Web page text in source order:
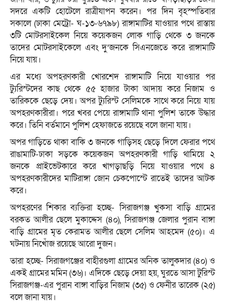
সদরে এক‌টি হোটেলে রাত্রীযাপন করেন। পর দিন বৃহস্পতিবার
সকালে (ঢাকা মেট্রো- ঘ-১৩-৬৭৯৮) রাঙ্গামাটির যাওয়ার পথে রাস্তায়
৩টি মোটরসাইকেল নিয়ে কয়েকজন লোক গাড়ি থেকে ৩ জনকে
তাদের মোটরসাইকেলে এবং দু’জনকে সিএনজেতে করে রাঙ্গামাটি
নিয়ে যায়।
এর মধ্যে অপহরণকারী খোরশেদ রাঙ্গামাটি নিয়ে যাওয়ার পর
ট্যুরিস্টদের কাছ থেকে ৫৫ হাজার টাকা আদায় করে নিজাম ও
তারিককে ছেড়ে দেয়। অপর ট্যুরিস্ট সেলিমকে সাথে করে নিয়ে যায়
অপহরণকারীরা। পরে খবর পেয়ে রাঙ্গামাটি থানা পুলিশ তা‌কে উদ্ধার
করে। তিনি বর্তমানে পুলিশ হেফাজতে রয়েছে বলে জানা যায়।
অপর গাড়িতে থাকা বাকি ৩ জনকে গাড়িসহ ছেড়ে দিলে ফেরার প‌থে
রাঙামাটি-ঢাকা সড়‌কে কয়েকজন অপহরণকারী গাড়ি থামিয়ে ২
জনকে প্রাইভেটকারে করে খাগড়াছড়ি নিয়ে যাওয়ার প‌থে ৪
অপহরণকারীদের মাটিরাঙ্গা জোন চেকপোস্টে রাতেই তা‌দের আটক
করে।
অপহরণের শিকার ব্যক্তিরা হচ্ছে- সিরাজগঞ্জ খুকসা বাড়ি গ্রামের
বরকত আলীর ছেলে মুকাদ্দেস (৪০), সিরাজগঞ্জ জেলার পুরান বাঙ্গা
বাড়ি গ্রামের মৃত কেরামত আলীর ছেলে সেলিম আহমেদ (৫০)। এ
ঘটনায় নিখোঁজ রয়েছে আরো দুজন।
তারা হচ্ছে- সিরাজগঞ্জের বাহীরগুলা গ্রামের অনিক তালুকদার (৪০) ও
একই গ্রামের মমিন (৩৬)। এদিকে ছেড়ে দেয়া হয়, ঘুরতে আসা টুরিস্ট
সিরাজগঞ্জ-এর পুরান বাঙ্গা বাড়ির নিজাম (৩৫) ও ফেনীর তারেক (২৫)
ব‌লে জানা যায়।